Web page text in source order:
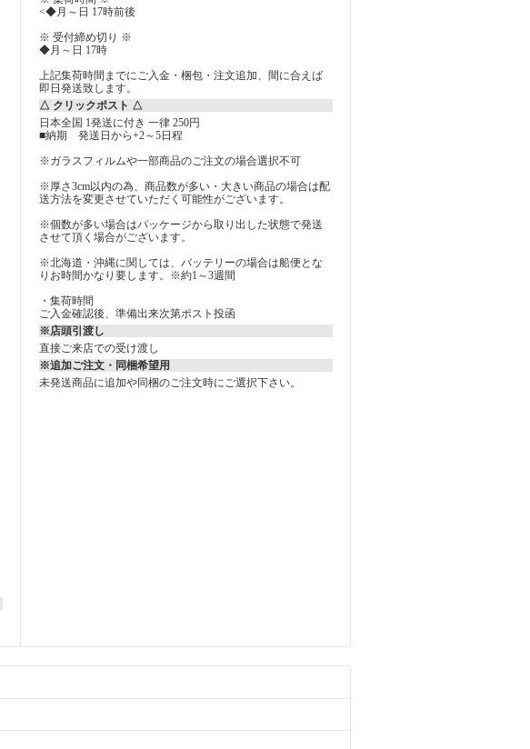
<◆月～日 17時前後
※ 受付締め切り ※
◆月～日 17時
上記集荷時間までにご入金・梱包・注文追加、間に合えば
即日発送致します。
△ クリックポスト △
日本全国 1発送に付き 一律 250円
■納期 発送日から+2～5日程
※ガラスフィルムや一部商品のご注文の場合選択不可
※厚さ3cm以内の為、商品数が多い・大きい商品の場合は配
送方法を変更させていただく可能性がございます。
※個数が多い場合はパッケージから取り出した状態で発送
させて頂く場合がございます。
※北海道・沖縄に関しては、バッテリーの場合は船便とな
りお時間かなり要します。※約1～3週間
・集荷時間
ご入金確認後、準備出来次第ポスト投函
※店頭引渡し
直接ご来店での受け渡し
※追加ご注文・同梱希望用
未発送商品に追加や同梱のご注文時にご選択下さい。